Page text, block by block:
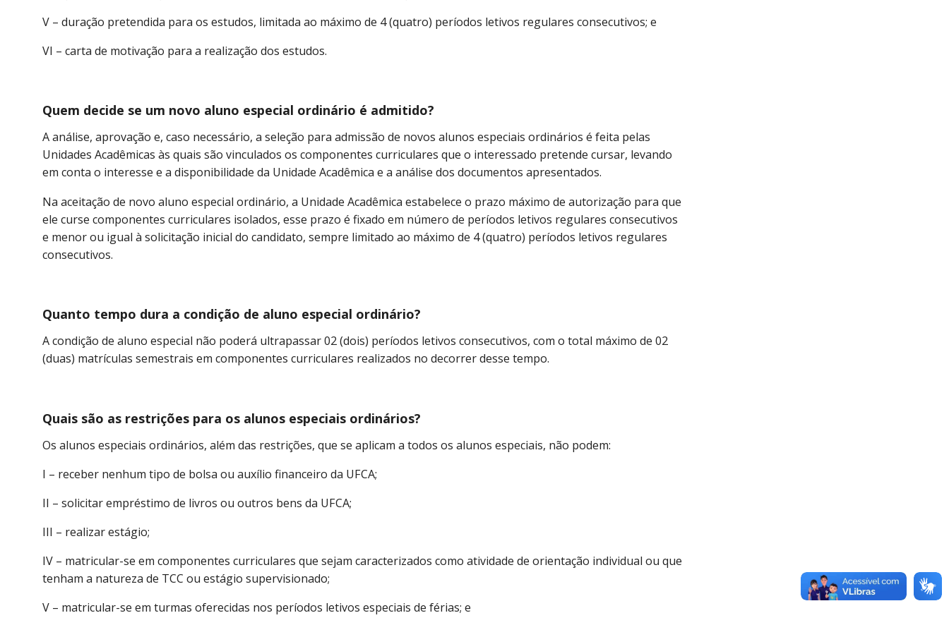
V – duração pretendida para os estudos, limitada ao máximo de 4 (quatro) períodos letivos regulares consecutivos; e
VI – carta de motivação para a realização dos estudos.
Quem decide se um novo aluno especial ordinário é admitido?
A análise, aprovação e, caso necessário, a seleção para admissão de novos alunos especiais ordinários é feita pelas
Unidades Acadêmicas às quais são vinculados os componentes curriculares que o interessado pretende cursar, levando
em conta o interesse e a disponibilidade da Unidade Acadêmica e a análise dos documentos apresentados.
Na aceitação de novo aluno especial ordinário, a Unidade Acadêmica estabelece o prazo máximo de autorização para que
ele curse componentes curriculares isolados, esse prazo é fixado em número de períodos letivos regulares consecutivos
e menor ou igual à solicitação inicial do candidato, sempre limitado ao máximo de 4 (quatro) períodos letivos regulares
consecutivos.
Quanto tempo dura a condição de aluno especial ordinário?
A condição de aluno especial não poderá ultrapassar 02 (dois) períodos letivos consecutivos, com o total máximo de 02
(duas) matrículas semestrais em componentes curriculares realizados no decorrer desse tempo.
Quais são as restrições para os alunos especiais ordinários?
Os alunos especiais ordinários, além das restrições, que se aplicam a todos os alunos especiais, não podem:
I – receber nenhum tipo de bolsa ou auxílio financeiro da UFCA;
II – solicitar empréstimo de livros ou outros bens da UFCA;
III – realizar estágio;
IV – matricular-se em componentes curriculares que sejam caracterizados como atividade de orientação individual ou que
tenham a natureza de TCC ou estágio supervisionado;
V – matricular-se em turmas oferecidas nos períodos letivos especiais de férias; e